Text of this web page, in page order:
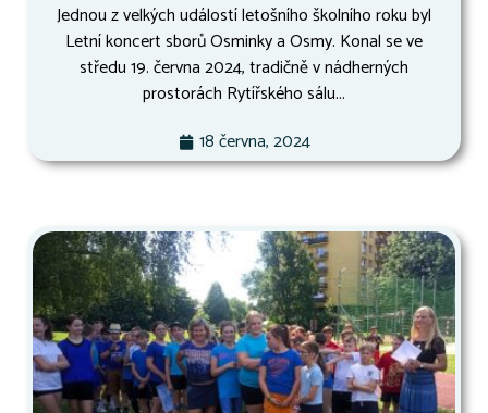
Jednou z velkých událostí letošního školního roku byl
Letní koncert sborů Osminky a Osmy. Konal se ve
středu 19. června 2024, tradičně v nádherných
prostorách Rytířského sálu...
18 června, 2024